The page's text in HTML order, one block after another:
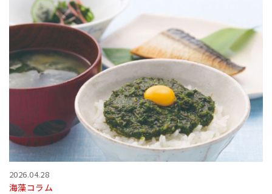
2026.04.28
海藻コラム